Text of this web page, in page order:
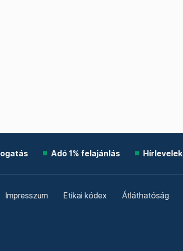
Adó 1% felajánlás Hírlevelek
Impresszum Etikai kódex Átláthatóság